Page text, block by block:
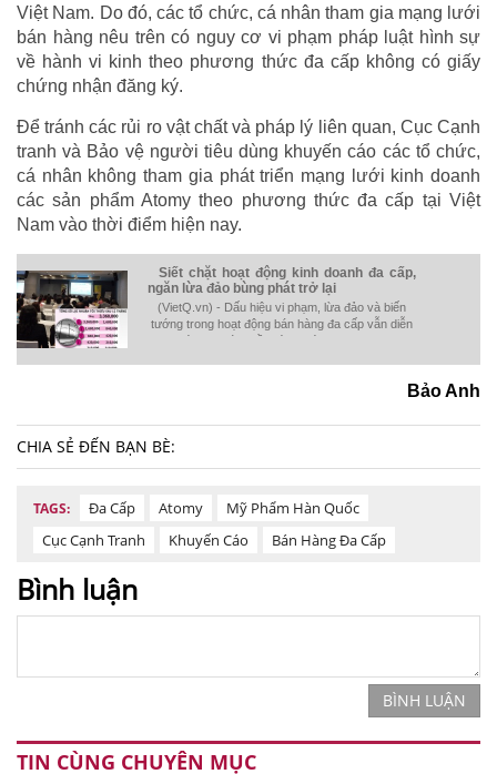
Việt Nam. Do đó, các tổ chức, cá nhân tham gia mạng lưới
bán hàng nêu trên có nguy cơ vi phạm pháp luật hình sự
về hành vi kinh theo phương thức đa cấp không có giấy
chứng nhận đăng ký.
Để tránh các rủi ro vật chất và pháp lý liên quan, Cục Cạnh
tranh và Bảo vệ người tiêu dùng khuyến cáo các tổ chức,
cá nhân không tham gia phát triển mạng lưới kinh doanh
các sản phẩm Atomy theo phương thức đa cấp tại Việt
Nam vào thời điểm hiện nay.
Siết chặt hoạt động kinh doanh đa cấp,
ngăn lừa đảo bùng phát trở lại
(VietQ.vn) - Dấu hiệu vi phạm, lừa đảo và biến
tướng trong hoạt động bán hàng đa cấp vẫn diễn
Bảo Anh
CHIA SẺ ĐẾN BẠN BÈ:
TAGS: Đa Cấp Atomy
Mỹ Phẩm Hàn Quốc
Cục Cạnh Tranh
Khuyến Cáo Bán Hàng Đa Cấp
Bình luận
BÌNH LUẬN
TIN CÙNG CHUYÊN MỤC